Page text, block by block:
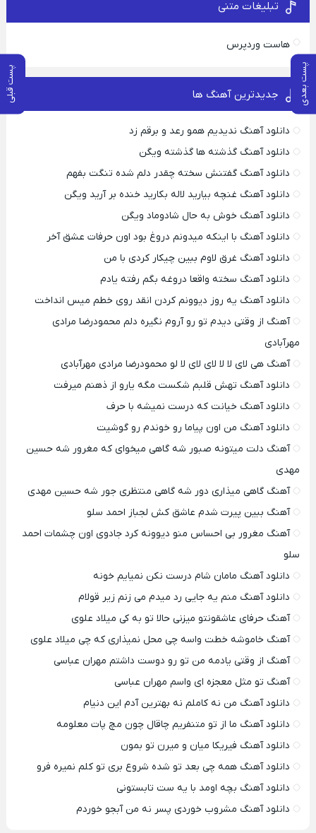
پست بعدی پست قبلی
تبلیغات متنی
هاست وردپرس
جدیدترین آهنگ ها
دانلود آهنگ ندیدیم همو رعد و برقم زد
دانلود آهنگ گذشته ها گذشته ویگن
دانلود آهنگ گفتنش سخته چقدر دلم شده تنگت بفهم
دانلود آهنگ غنچه بیارید لاله بکارید خنده بر آرید ویگن
دانلود آهنگ خوش به حال شادوماد ویگن
دانلود آهنگ با اینکه میدونم دروغ بود اون حرفات عشق آخر
دانلود آهنگ غرق لاوم ببین چیکار کردی با من
دانلود آهنگ سخته واقعا دروغه بگم رفته یادم
دانلود آهنگ یه روز دیوونم کردن انقد روی خطم میس انداخت
آهنگ از وقتی دیدم تو رو آروم نگیره دلم محمودرضا مرادی
مهرآبادی
آهنگ هی لای لا لا لای لای لا لو محمودرضا مرادی مهرآبادی
دانلود آهنگ تهش قلبم شکست مگه یارو از ذهنم میرفت
دانلود آهنگ خیانت که درست نمیشه با حرف
دانلود آهنگ من اون پیاما رو خوندم رو گوشیت
آهنگ دلت میتونه صبور شه گاهی میخوای که مغرور شه حسین
مهدی
آهنگ گاهی میذاری دور شه گاهی منتظری جور شه حسین مهدی
آهنگ ببین پیرت شدم عاشق کش لجباز احمد سلو
آهنگ مغرور بی احساس منو دیوونه کرد جادوی اون چشمات احمد
سلو
دانلود آهنگ مامان شام درست نکن نمیایم خونه
دانلود آهنگ منم یه جایی رد میدم می زنم زیر قولام
آهنگ حرفای عاشقونتو میزنی حالا تو به کی میلاد علوی
آهنگ خاموشه خطت واسه چی محل نمیذاری که چی میلاد علوی
آهنگ از وقتی یادمه من تو رو دوست داشتم مهران عباسی
آهنگ تو مثل معجزه ای واسم مهران عباسی
دانلود آهنگ من نه کاملم نه بهترین آدم این دنیام
دانلود آهنگ ما از تو متنفریم چاقال چون مچ پات معلومه
دانلود آهنگ فیریکا میان و میرن تو بمون
دانلود آهنگ همه چی بعد تو شده شروع بری تو کلم نمیره فرو
دانلود آهنگ بچه اومد با یه ست تابستونی
دانلود آهنگ مشروب خوردی پسر نه من آبجو خوردم